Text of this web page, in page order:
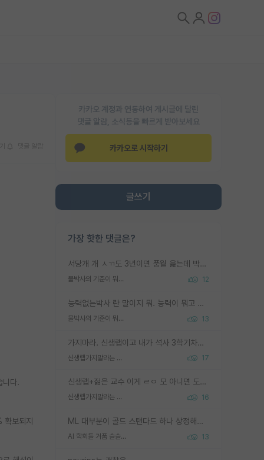
카카오 계정과 연동하여 게시글에 달린
댓글 알람, 소식등을 빠르게 받아보세요
카카오로 시작하기
글쓰기
가장 핫한 댓글은?
서당개 개 ㅅㄲ도 3년이면 풍월 읊는데 박사 5년 이상 대리고 있으면서 물된건 교수 탓 맞는ㄱ게 거기가 서당이 아니란 소리임
물박사의 기준이 뭐임? 12
능력없는박사 란 말이지 뭐. 능력이 뭐고 능력이 있다는게 뭔지는 사람마다 기준이 다르니까 얘기해봐야 서로 자기 기준만 얘기해서 논쟁이 끝이 안나고. 주위에서 능력있고 야심있는 신입생이 교수가 유의미한 피드백을 아예 안주면서 제대로된 과제에 참여해볼 기회도 제공하지 않고 잡일 뺑뺑이만 돌려서 맨날 단순작업만 하면서 밤새다가 눈빛이 점점 죽어가는걸 본 사람은 물박사는 교수탓이라고 하고, 교수는 이것저것 알려도 주고 기회도 주고 사수 동기 붙여주면서 어떻게든 끌고가려고 하는데 본인이 매일 뺀질거리면서 출근 하는둥마는둥 하다가 기껏 와서도 폰이나 쳐다보다가 실험 망치고 저녁약속있어서 먼저 가볼게요~ 하는걸 본 사람은 물박사는 본인탓이라고 함.
물박사의 기준이 뭐임? 13
가지마라. 신생랩이고 내가 석사 3학기차인데 최고참인데 나도 아무것도 모르는데 교수가 후배들 왜 논문 교육 안시키냐. 논문 왜 안 써오냐 닦달한다
신생랩가지말라는 이유가 있었구나 17
신생랩+젊은 교수 이게 ㄹㅇ 모 아니면 도인듯.
신생랩가지말라는 이유가 있었구나 16
ML 대부분이 골드 스탠다드 하나 상정해놓고 (벤치마크 데이터셋이 여러 개면 여러 개 상정) 그거 얼마나 잘 맞추나 싸움임 가끔 번뜩이는 설계 철학을 보여주는 논문들도 있지만 대부분 그거 성적 얼마나 더 올리느라에 혈안이 되어 있는 측면이 잇음
AI 학회들 거품 슬슬 지적이 나오네요 13
니다.
보되지